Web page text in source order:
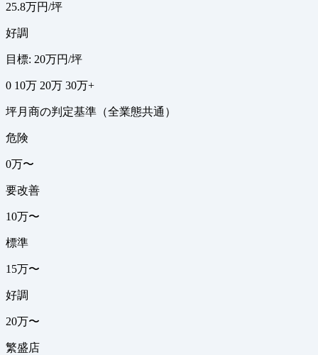
25.8万円/坪
好調
目標: 20万円/坪
0 10万 20万 30万+
坪月商の判定基準（全業態共通）
危険
0万〜
要改善
10万〜
標準
15万〜
好調
20万〜
繁盛店